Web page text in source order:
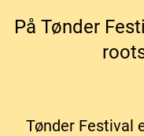
På Tønder
Tønder Festival